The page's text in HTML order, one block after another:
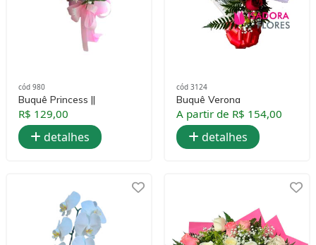
cód 980
Buquê Princess ||
R$ 129,00
detalhes
cód 3124
Buquê Verona
A partir de R$ 154,00
detalhes